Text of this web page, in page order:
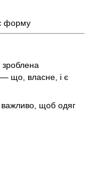
форму
що, власне, і є
важливо, щоб одяг